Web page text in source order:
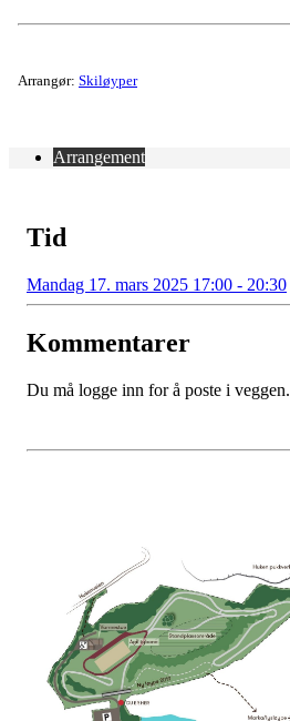
Arrangør: Skiløyper
Arrangement
Tid
Mandag 17. mars 2025 17:00 - 20:30
Kommentarer
Du må logge inn for å poste i veggen.